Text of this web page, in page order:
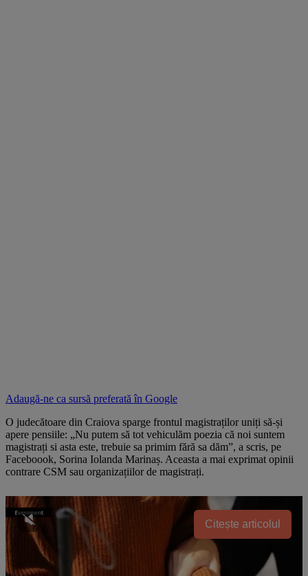
Adaugă-ne ca sursă preferată în Google
O judecătoare din Craiova sparge frontul magistraților uniți să-și
apere pensiile: „Nu putem să tot vehiculăm poezia că noi suntem
magistrați si asta este, trebuie sa primim fără sa dăm”, a scris, pe
Faceboook, Sorina Iolanda Marinaș. Aceasta a mai exprimat opinii
contrare CSM sau organizațiilor de magistrați.
Citește articolul